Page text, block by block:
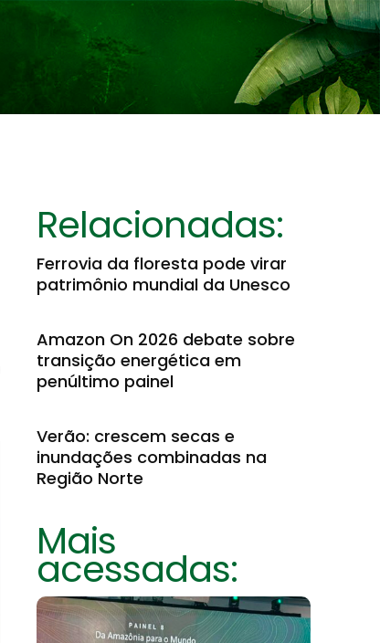
Relacionadas:
Ferrovia da floresta pode virar
patrimônio mundial da Unesco
Amazon On 2026 debate sobre
transição energética em
penúltimo painel
Verão: crescem secas e
inundações combinadas na
Região Norte
Mais
acessadas: